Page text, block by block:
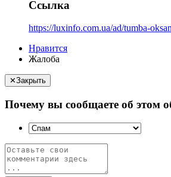
Ссылка
https://luxinfo.com.ua/ad/tumba-
Нравится
Жалоба
✕Закрыть
Почему вы сообщаете об этом